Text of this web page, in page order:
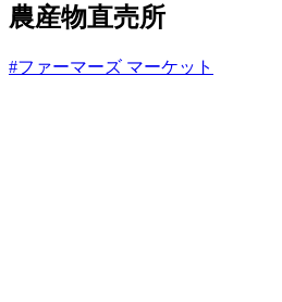
と
農産物直売所
#ファーマーズ マーケット